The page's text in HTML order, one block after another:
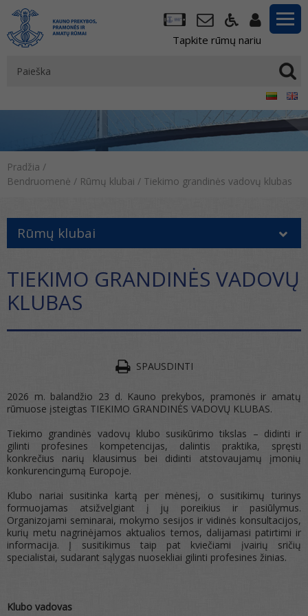
Tapkite rūmų nariu
Pradžia /
Bendruomenė / Rūmų klubai / Tiekimo grandinės vadovų klubas
Rūmų klubai
TIEKIMO GRANDINĖS VADOVŲ
KLUBAS
SPAUSDINTI
2026 m. balandžio 23 d. Kauno prekybos, pramonės ir amatų
rūmuose įsteigtas TIEKIMO GRANDINĖS VADOVŲ KLUBAS.
Tiekimo grandinės vadovų klubo susikūrimo tikslas – didinti ir
gilinti profesines kompetencijas, dalintis praktika, spręsti
konkrečius narių klausimus bei didinti atstovaujamų įmonių
konkurencingumą Europoje.
Klubo nariai susitinka kartą per mėnesį, o susitikimų turinys
formuojamas atsižvelgiant į jų poreikius ir pasiūlymus.
Organizojami seminarai, mokymo sesijos ir vidinės konsultacijos,
kurių metu nagrinėjamos aktualios temos, dalijamasi patirtimi ir
informacija. Į susitikimus taip pat kviečiami įvairių sričių
specialistai, sudarant sąlygas nuosekliai gilinti profesines žinias.
Klubo vadovas